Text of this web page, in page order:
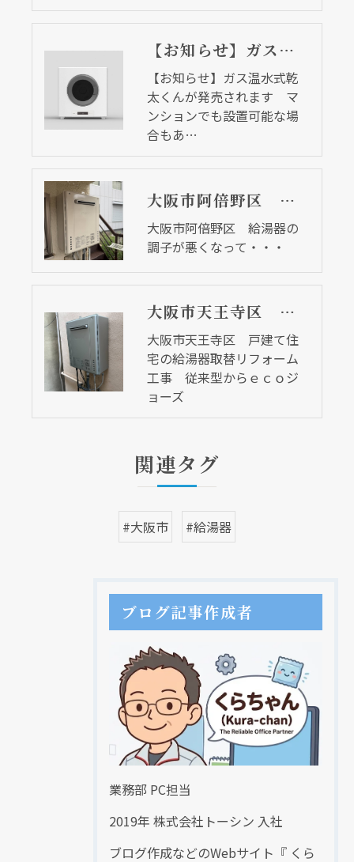
【お知らせ】ガス温水式乾太くんが発売されます マンションでも設置可能な場合もあります
【お知らせ】ガス温水式乾
太くんが発売されます マ
ンションでも設置可能な場
合もあ…
大阪市阿倍野区 給湯器の調子が悪くなって・・・
大阪市阿倍野区 給湯器の
調子が悪くなって・・・
大阪市天王寺区 戸建て住宅の給湯器取替リフォーム工事 従来型からｅｃｏジョーズ
大阪市天王寺区 戸建て住
宅の給湯器取替リフォーム
工事 従来型からｅｃｏジ
ョーズ
関連タグ
#大阪市 #給湯器
ブログ記事作成者
業務部 PC担当
2019年 株式会社トーシン 入社
ブログ作成などのWebサイト『 くら